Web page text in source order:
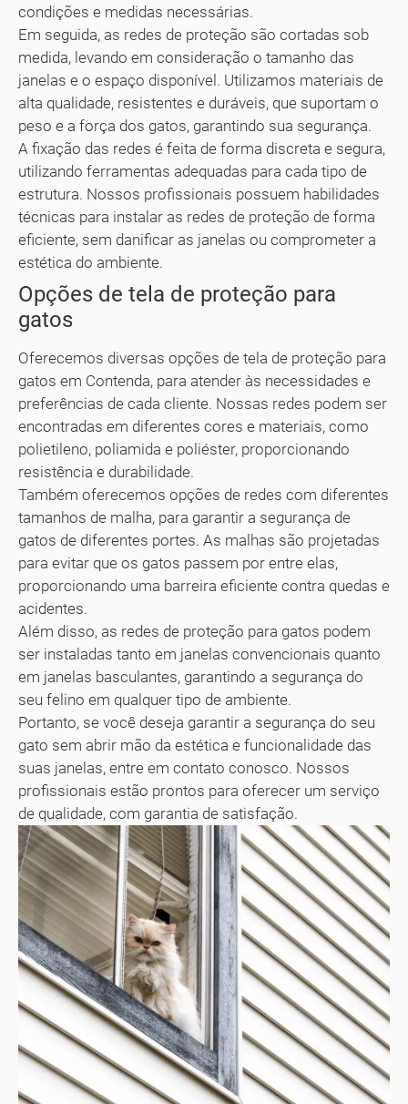
condições e medidas necessárias.
Em seguida, as redes de proteção são cortadas sob
medida, levando em consideração o tamanho das
janelas e o espaço disponível. Utilizamos materiais de
alta qualidade, resistentes e duráveis, que suportam o
peso e a força dos gatos, garantindo sua segurança.
A fixação das redes é feita de forma discreta e segura,
utilizando ferramentas adequadas para cada tipo de
estrutura. Nossos profissionais possuem habilidades
técnicas para instalar as redes de proteção de forma
eficiente, sem danificar as janelas ou comprometer a
estética do ambiente.
Opções de tela de proteção para
gatos
Oferecemos diversas opções de tela de proteção para
gatos em Contenda, para atender às necessidades e
preferências de cada cliente. Nossas redes podem ser
encontradas em diferentes cores e materiais, como
polietileno, poliamida e poliéster, proporcionando
resistência e durabilidade.
Também oferecemos opções de redes com diferentes
tamanhos de malha, para garantir a segurança de
gatos de diferentes portes. As malhas são projetadas
para evitar que os gatos passem por entre elas,
proporcionando uma barreira eficiente contra quedas e
acidentes.
Além disso, as redes de proteção para gatos podem
ser instaladas tanto em janelas convencionais quanto
em janelas basculantes, garantindo a segurança do
seu felino em qualquer tipo de ambiente.
Portanto, se você deseja garantir a segurança do seu
gato sem abrir mão da estética e funcionalidade das
suas janelas, entre em contato conosco. Nossos
profissionais estão prontos para oferecer um serviço
de qualidade, com garantia de satisfação.